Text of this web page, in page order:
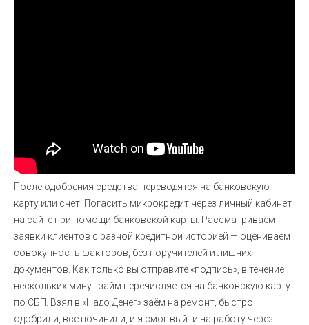
После одобрения средства переводятся на банковскую
карту или счет. Погасить микрокредит через личный кабинет
на сайте при помощи банковской карты. Рассматриваем
заявки клиентов с разной кредитной историей — оцениваем
совокупность факторов, без поручителей и лишних
документов. Как только вы отправите «подпись», в течение
нескольких минут займ перечисляется на банковскую карту
по СБП. Взял в «Надо Денег» заём на ремонт, быстро
одобрили, всё починили, и я смог выйти на работу через